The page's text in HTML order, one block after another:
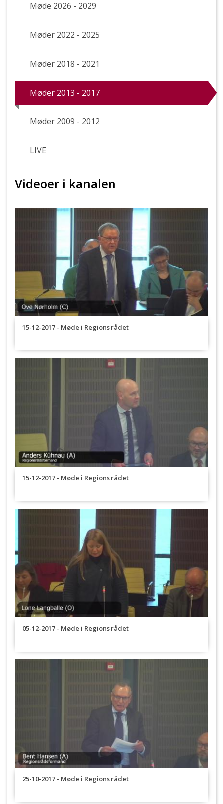
Møde 2026 - 2029
Møder 2022 - 2025
Møder 2018 - 2021
Møder 2013 - 2017
Møder 2009 - 2012
LIVE
Videoer i kanalen
15-12-2017 - Møde i Regions rådet
15-12-2017 - Møde i Regions rådet
05-12-2017 - Møde i Regions rådet
25-10-2017 - Møde i Regions rådet